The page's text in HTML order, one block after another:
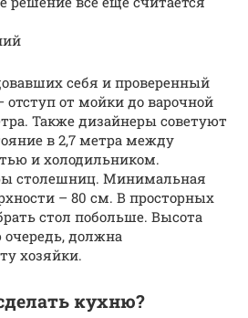
себя и проверенный
отступ от мойки до варочной
Также дизайнеры советуют
в 2,7 метра между
и холодильником.
столешниц. Минимальная
– 80 см. В просторных
стол побольше. Высота
должна
хозяйки.
кухню?